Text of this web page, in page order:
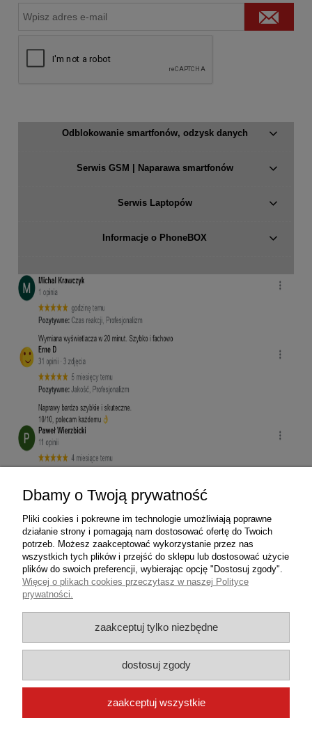
Odblokowanie smartfonów, odzysk danych
Serwis GSM | Naparawa smartfonów
Serwis Laptopów
Informacje o PhoneBOX
Dbamy o Twoją prywatność
Pliki cookies i pokrewne im technologie umożliwiają poprawne
działanie strony i pomagają nam dostosować ofertę do Twoich
potrzeb. Możesz zaakceptować wykorzystanie przez nas
wszystkich tych plików i przejść do sklepu lub dostosować użycie
plików do swoich preferencji, wybierając opcję "Dostosuj zgody".
Więcej o plikach cookies przeczytasz w naszej Polityce
prywatności.
zaakceptuj tylko niezbędne
dostosuj zgody
zaakceptuj wszystkie